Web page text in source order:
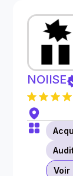
NOIISE
Voir